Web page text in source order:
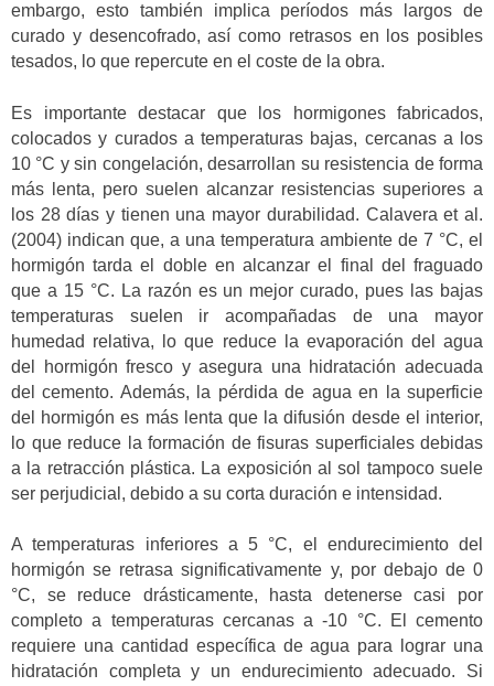
embargo, esto también implica períodos más largos de
curado y desencofrado, así como retrasos en los posibles
tesados, lo que repercute en el coste de la obra.
Es importante destacar que los hormigones fabricados,
colocados y curados a temperaturas bajas, cercanas a los
10 °C y sin congelación, desarrollan su resistencia de forma
más lenta, pero suelen alcanzar resistencias superiores a
los 28 días y tienen una mayor durabilidad. Calavera et al.
(2004) indican que, a una temperatura ambiente de 7 °C, el
hormigón tarda el doble en alcanzar el final del fraguado
que a 15 °C. La razón es un mejor curado, pues las bajas
temperaturas suelen ir acompañadas de una mayor
humedad relativa, lo que reduce la evaporación del agua
del hormigón fresco y asegura una hidratación adecuada
del cemento. Además, la pérdida de agua en la superficie
del hormigón es más lenta que la difusión desde el interior,
lo que reduce la formación de fisuras superficiales debidas
a la retracción plástica. La exposición al sol tampoco suele
ser perjudicial, debido a su corta duración e intensidad.
A temperaturas inferiores a 5 °C, el endurecimiento del
hormigón se retrasa significativamente y, por debajo de 0
°C, se reduce drásticamente, hasta detenerse casi por
completo a temperaturas cercanas a -10 °C. El cemento
requiere una cantidad específica de agua para lograr una
hidratación completa y un endurecimiento adecuado. Si